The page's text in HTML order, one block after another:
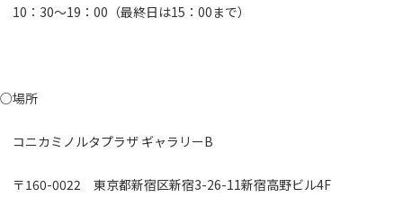
10：30～19：00（最終日は15：00まで）
○場所
コニカミノルタプラザ ギャラリーB
〒160-0022 東京都新宿区新宿3-26-11新宿高野ビル4F